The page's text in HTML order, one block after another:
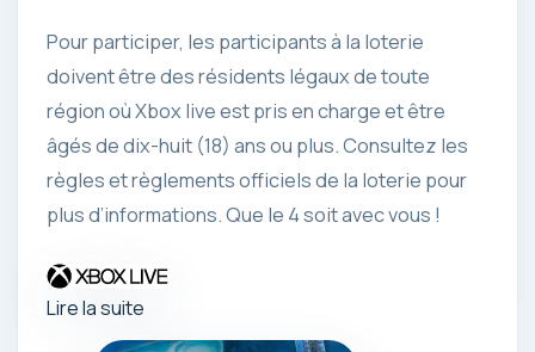
Pour participer, les participants à la loterie
doivent être des résidents légaux de toute
région où Xbox live est pris en charge et être
âgés de dix-huit (18) ans ou plus. Consultez les
règles et règlements officiels de la loterie pour
plus d’informations. Que le 4 soit avec vous !
Lire la suite